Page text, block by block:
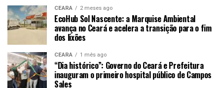
CEARÁ 2 meses ago
EcoHub Sol Nascente: a Marquise Ambiental
avança no Ceará e acelera a transição para o fim
dos lixões
CEARÁ 1 mês ago
“Dia histórico”: Governo do Ceará e Prefeitura
inauguram o primeiro hospital público de Campos
Sales